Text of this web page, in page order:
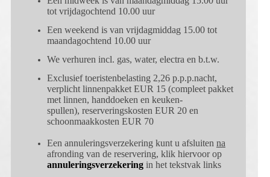
tot vrijdagochtend 10.00 uur
Een weekend is van vrijdagmiddag 15.00 tot
maandagochtend 10.00 uur
We verhuren incl. gas, water, electra en b.t.w.
Exclusief toeristenbelasting 2,26 p.p.p.nacht,
verplicht linnenpakket EUR 15 (compleet pakket
met linnen, handdoeken en keuken-
spullen), reserveringskosten EUR 20 en
schoonmaakkosten EUR 70
Een annuleringsverzekering kunt u afsluiten na
afronding van de reservering, klik hiervoor op
annuleringsverzekering in het tekstvak links